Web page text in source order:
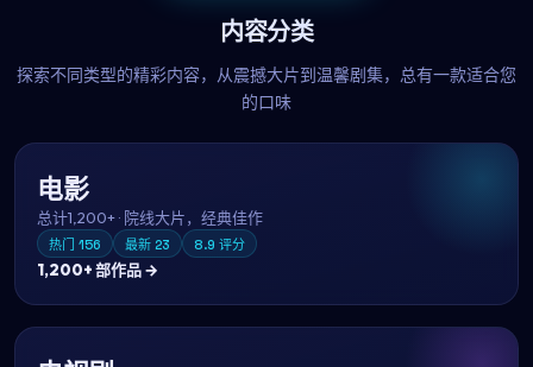
内容分类
探索不同类型的精彩内容，从震撼大片到温馨剧集，总有一款适合您
的口味
电影
总计1,200+· 院线大片，经典佳作
热门 156 最新 23 8.9 评分
1,200+部作品 →